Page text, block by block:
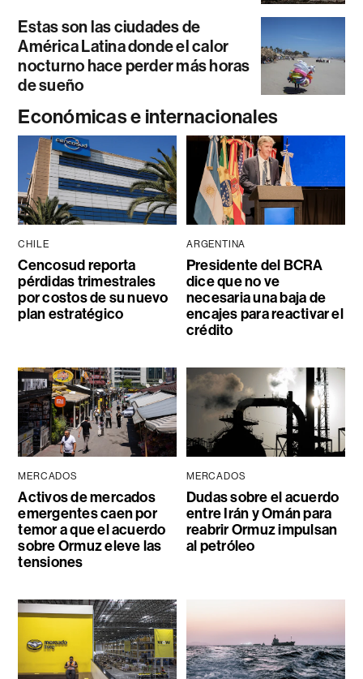
Estas son las ciudades de
América Latina donde el calor
nocturno hace perder más horas
de sueño
Económicas e internacionales
CHILE
Cencosud reporta
pérdidas trimestrales
por costos de su nuevo
plan estratégico
ARGENTINA
Presidente del BCRA
dice que no ve
necesaria una baja de
encajes para reactivar el
crédito
MERCADOS
Activos de mercados
emergentes caen por
temor a que el acuerdo
sobre Ormuz eleve las
tensiones
MERCADOS
Dudas sobre el acuerdo
entre Irán y Omán para
reabrir Ormuz impulsan
al petróleo